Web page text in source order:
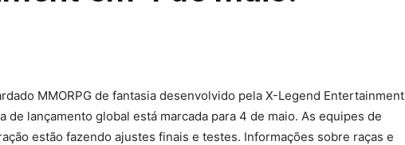
MMORPG de fantasia desenvolvido pela X-Legend Entertainment
de lançamento global está marcada para 4 de maio. As equipes de
estão fazendo ajustes finais e testes. Informações sobre raças e